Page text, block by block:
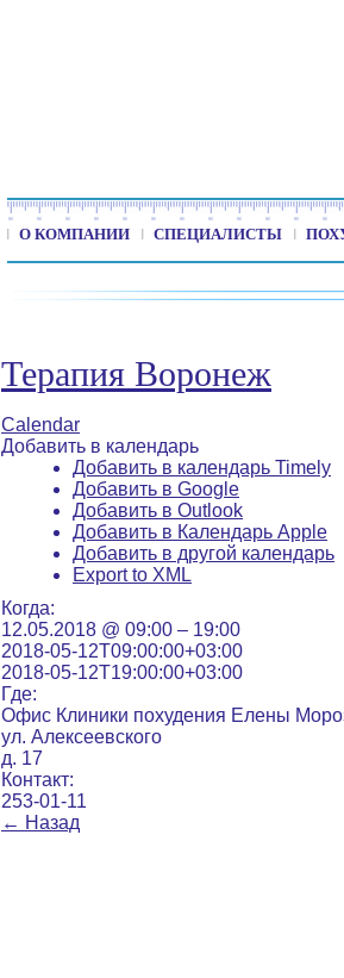
О КОМПАНИИ СПЕЦИАЛИСТЫ
Терапия Воронеж
Calendar
Добавить в календарь
Добавить в календарь Timely
Добавить в Google
Добавить в Outlook
Добавить в Календарь Apple
Добавить в другой календарь
Export to XML
Когда:
12.05.2018 @ 09:00 – 19:00
2018-05-12T09:00:00+03:00
2018-05-12T19:00:00+03:00
Где:
Офис Клиники похудения Елены
ул. Алексеевского
д. 17
Контакт:
253-01-11
← Назад